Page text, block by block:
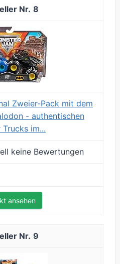
8
Zweier-Pack mit dem
- authentischen
im...
keine Bewertungen
ansehen
9